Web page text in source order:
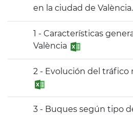
en la ciudad de
1 - Características
València
2 - Evolución del tráfico
3 - Buques según tipo